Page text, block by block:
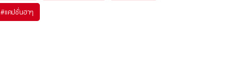
#แคปชั่นฮาๆ